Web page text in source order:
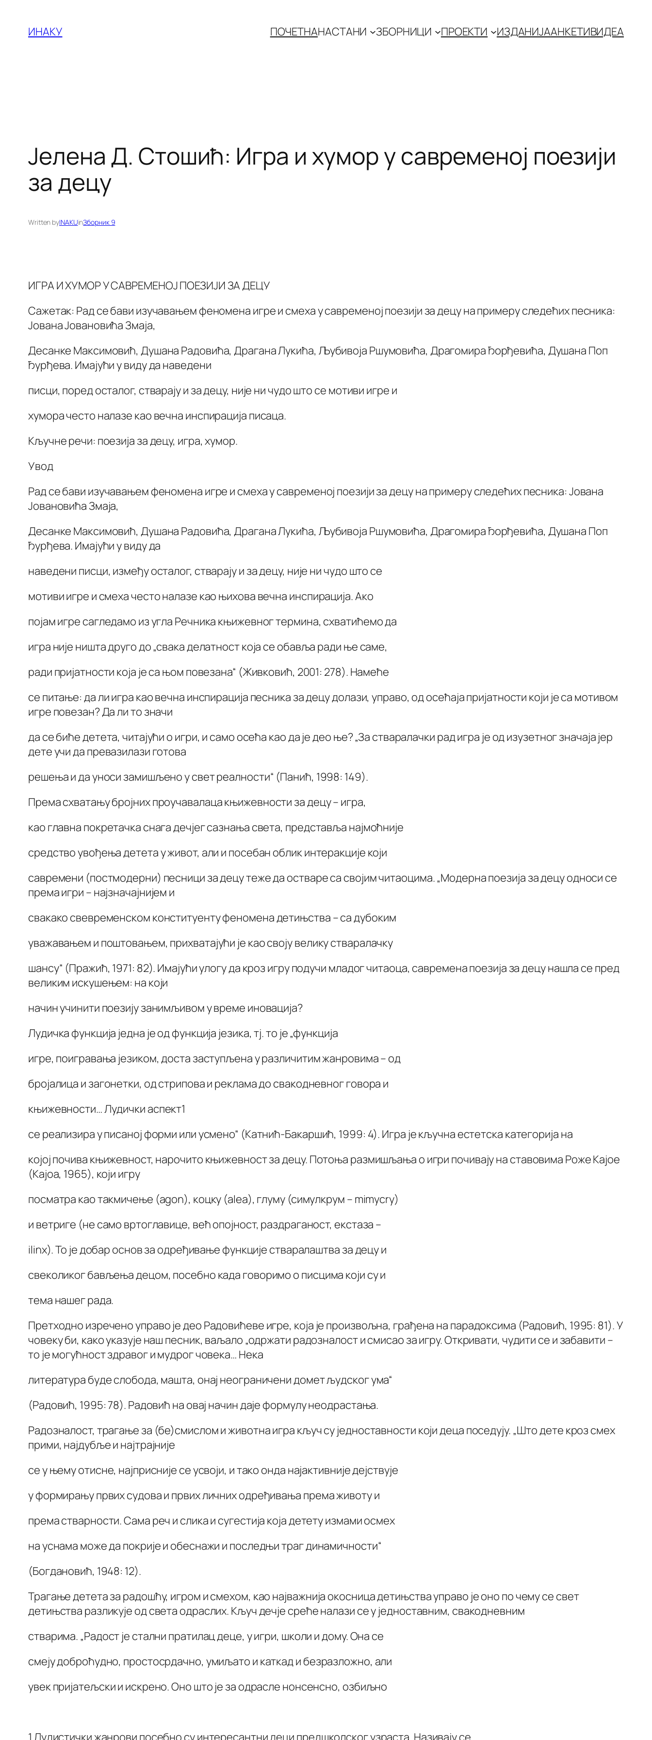
содржината
ИНАКУ ПОЧЕТНАНАСТАНИ ЗБОРНИЦИ ПРОЕКТИ ИЗДАНИЈААНКЕТИВИДЕА
Јелена Д. Стошић: Игра и хумор у савременој поезији
за децу
Written byINAKUinЗборник 9
ИГРА И ХУМОР У САВРЕМЕНОЈ ПОЕЗИЈИ ЗА ДЕЦУ
Сажетак: Рад се бави изучавањем феномена игре и смеха у савременој поезији за децу на примеру следећих песника:
Јована Јовановића Змаја,
Десанке Максимовић, Душана Радовића, Драгана Лукића, Љубивоја Ршумовића, Драгомира Ђорђевића, Душана Поп
Ђурђева. Имајући у виду да наведени
писци, поред осталог, стварају и за децу, није ни чудо што се мотиви игре и
хумора често налазе као вечна инспирација писаца.
Кључне речи: поезија за децу, игра, хумор.
Увод
Рад се бави изучавањем феномена игре и смеха у савременој поезији за децу на примеру следећих песника: Јована
Јовановића Змаја,
Десанке Максимовић, Душана Радовића, Драгана Лукића, Љубивоја Ршумовића, Драгомира Ђорђевића, Душана Поп
Ђурђева. Имајући у виду да
наведени писци, између осталог, стварају и за децу, није ни чудо што се
мотиви игре и смеха често налазе као њихова вечна инспирација. Ако
појам игре сагледамо из угла Речника књижевног термина, схватићемо да
игра није ништа друго до „свака делатност која се обавља ради ње саме,
ради пријатности која је са њом повезана“ (Живковић, 2001: 278). Намеће
се питање: да ли игра као вечна инспирација песника за децу долази, управо, од осећаја пријатности који је са мотивом
игре повезан? Да ли то значи
да се биће детета, читајући о игри, и само осећа као да је део ње? „За стваралачки рад игра је од изузетног значаја јер
дете учи да превазилази готова
решења и да уноси замишљено у свет реалности“ (Панић, 1998: 149).
Према схватању бројних проучавалаца књижевности за децу – игра,
као главна покретачка снага дечјег сазнања света, представља најмоћније
средство увођења детета у живот, али и посебан облик интеракције који
савремени (постмодерни) песници за децу теже да остваре са својим читаоцима. „Модерна поезија за децу односи се
према игри – најзначајнијем и
свакако свевременском конституенту феномена детињства – са дубоким
уважавањем и поштовањем, прихватајући је као своју велику стваралачку
шансу“ (Пражић, 1971: 82). Имајући улогу да кроз игру подучи младог читаоца, савремена поезија за децу нашла се пред
великим искушењем: на који
начин учинити поезију занимљивом у време иновација?
Лудичка функција једна је од функција језика, тј. то је „функција
игре, поигравања језиком, доста заступљена у различитим жанровима – од
бројалица и загонетки, од стрипова и реклама до свакодневног говора и
књижевности… Лудички аспект1
се реализира у писаној форми или усмено“ (Катнић-Бакаршић, 1999: 4). Игра је кључна естетска категорија на
којој почива књижевност, нарочито књижевност за децу. Потоња размишљања о игри почивају на ставовима Роже Кајое
(Кајоа, 1965), који игру
посматра као такмичење (agon), коцку (alea), глуму (симулкрум – mimycry)
и ветриге (не само вртоглавице, већ опојност, раздраганост, екстаза –
ilinx). То је добар основ за одређивање функције стваралаштва за децу и
свеколиког бављења децом, посебно када говоримо о писцима који су и
тема нашег рада.
Претходно изречено управо је део Радовићеве игре, која је произвољна, грађена на парадоксима (Радовић, 1995: 81). У
човеку би, како указује наш песник, ваљало „одржати радозналост и смисао за игру. Откривати, чудити се и забавити –
то је могућност здравог и мудрог човека… Нека
литература буде слобода, машта, онај неограничени домет људског ума“
(Радовић, 1995: 78). Радовић на овај начин даје формулу неодрастања.
Радозналост, трагање за (бе)смислом и животна игра кључ су једноставности који деца поседују. „Што дете кроз смех
прими, најдубље и најтрајније
се у њему отисне, најприсније се усвоји, и тако онда најактивније дејствује
у формирању првих судова и првих личних одређивања према животу и
према стварности. Сама реч и слика и сугестија која детету измами осмех
на уснама може да покрије и обеснажи и последњи траг динамичности“
(Богдановић, 1948: 12).
Трагање детета за радошћу, игром и смехом, као најважнија окосница детињства управо је оно по чему се свет
детињства разликује од света одраслих. Кључ дечје среће налази се у једноставним, свакодневним
стварима. „Радост је стални пратилац деце, у игри, школи и дому. Она се
смеју доброћудно, простосрдачно, умиљато и каткад и безразложно, али
увек пријатељски и искрено. Оно што је за одрасле нонсенсно, озбиљно